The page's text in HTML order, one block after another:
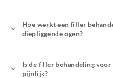
Hoe werkt een filler
diepliggende ogen?
Is de filler behandeling
pijnlijk?